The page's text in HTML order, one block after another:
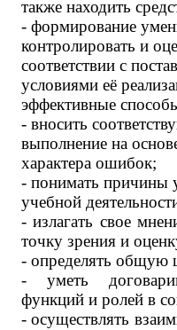
также находить
- формирование
контролировать и
соответствии с
условиями её
эффективные
- вносить
выполнение на
характера оши­бок;
- понимать причины
учебной
- излагать свое
точку зрения и
- определять общую
- уметь
функций и ролей в
- осуществлять